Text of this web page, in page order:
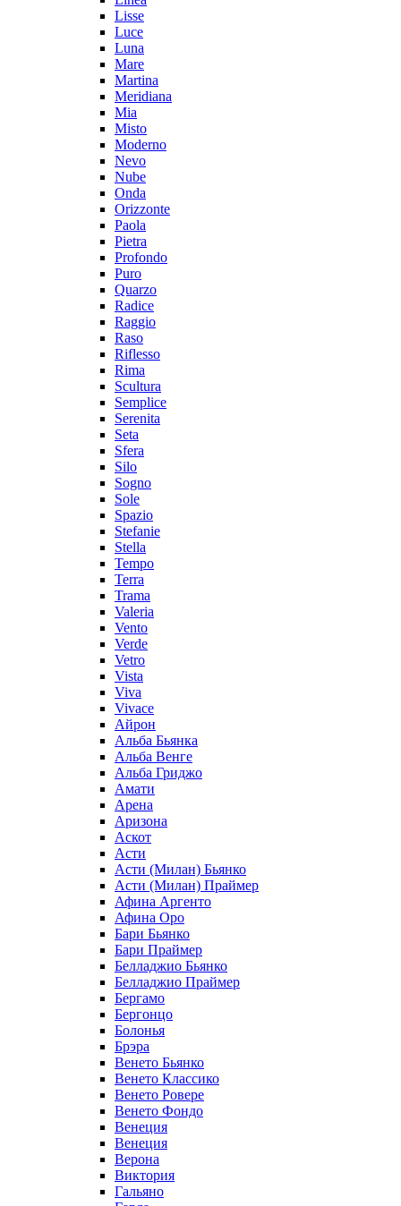
Lisse
Luce
Luna
Mare
Martina
Meridiana
Mia
Misto
Moderno
Nevo
Nube
Onda
Orizzonte
Paola
Pietra
Profondo
Puro
Quarzo
Radice
Raggio
Raso
Riflesso
Rima
Scultura
Semplice
Serenita
Seta
Sfera
Silo
Sogno
Sole
Spazio
Stefanie
Stella
Tempo
Terra
Trama
Valeria
Vento
Verde
Vetro
Vista
Viva
Vivace
Айрон
Альба Бьянка
Альба Венге
Альба Гриджо
Амати
Арена
Аризона
Аскот
Асти
Асти (Милан) Бьянко
Асти (Милан) Праймер
Афина Аргенто
Афина Оро
Бари Бьянко
Бари Праймер
Белладжио Бьянко
Белладжио Праймер
Бергамо
Бергонцо
Болонья
Брэра
Венето Бьянко
Венето Классико
Венето Ровере
Венето Фондо
Венеция
Венеция
Верона
Виктория
Гальяно